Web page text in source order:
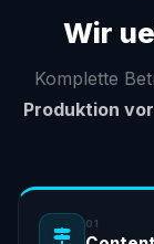
Wir
Komplette
Produktion
01